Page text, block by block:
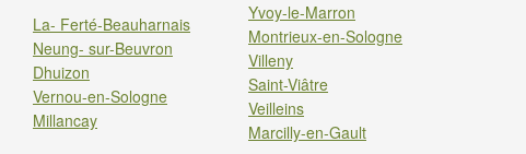
La- Ferté-Beauharnais
Neung- sur-Beuvron
Dhuizon
Vernou-en-Sologne
Millancay
Yvoy-le-Marron
Montrieux-en-Sologne
Villeny
Saint-Viâtre
Veilleins
Marcilly-en-Gault